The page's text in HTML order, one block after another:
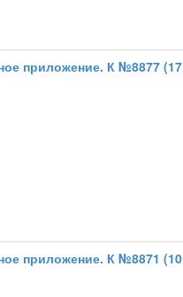
приложение. К №8877 (17
приложение. К №8871 (10